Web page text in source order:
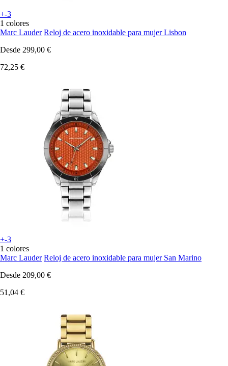
+-3
1 colores
Marc Lauder Reloj de acero inoxidable para mujer Lisbon
Desde 299,00 €
72,25 €
+-3
1 colores
Marc Lauder Reloj de acero inoxidable para mujer San Marino
Desde 209,00 €
51,04 €